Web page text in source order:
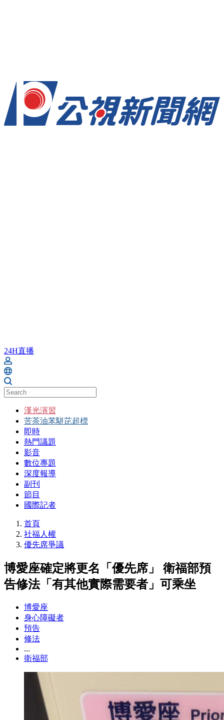
24H直播
漢光演習
苦茶油苯駢芘超標
即時
熱門議題
影音
數位專題
深度報導
副刊
節目
國際記者
首頁
社福人權
優先席爭議
博愛座確定將更名「優先席」 衛福部預
告修法「有其他實際需要者」可乘坐
博愛座
身心障礙者
預告
修法
...
衛福部